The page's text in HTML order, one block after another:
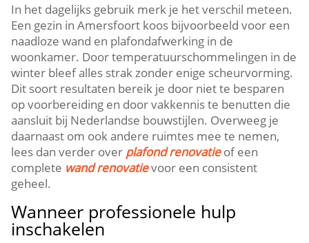
In het dagelijks gebruik merk je het verschil meteen.​
Een gezin in Amersfoort koos bijvoorbeeld voor een
naadloze wand en plafondafwerking in de
woonkamer.​ Door temperatuurschommelingen in de
winter bleef alles strak zonder enige scheurvorming.​
Dit soort resultaten bereik je door niet te besparen
op voorbereiding en door vakkennis te benutten die
aansluit bij Nederlandse bouwstijlen.​ Overweeg je
daarnaast om ook andere ruimtes mee te nemen,
lees dan verder over plafond renovatieof een
complete wand renovatievoor een consistent
geheel.​
Wanneer professionele hulp
inschakelen